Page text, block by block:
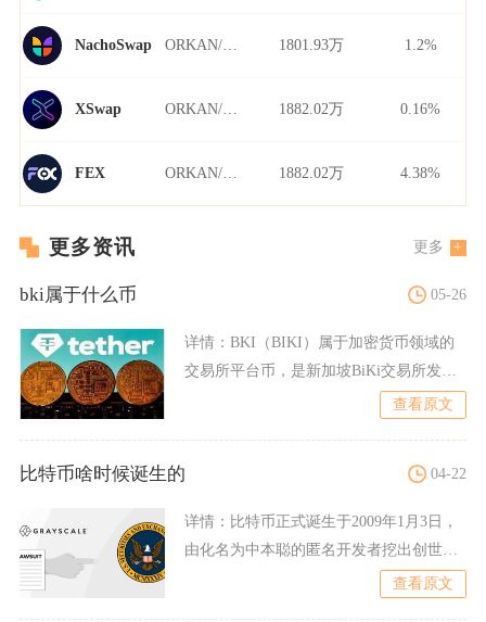
NachoSwap 1801.93万 1.2%
XSwap 1882.02万 0.16%
FEX 1882.02万 4.38%
更多资讯 更多
bki属于什么币 05-26
详情： BKI（BIKI）属于加密货币领域的
交易所平台币，是新加坡BiKi交易所发行
查看原文
比特币啥时候诞生的 04-22
详情： 比特币正式诞生于2009年1月3日，
由化名为中本聪的匿名开发者挖出创世区
查看原文